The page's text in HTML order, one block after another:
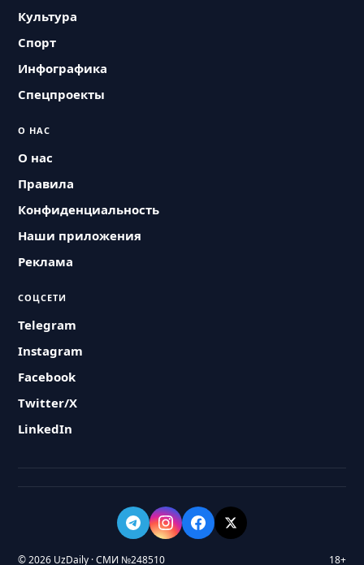
Культура
Спорт
Инфографика
Спецпроекты
О НАС
О нас
Правила
Конфиденциальность
Наши приложения
Реклама
СОЦСЕТИ
Telegram
Instagram
Facebook
Twitter/X
LinkedIn
© 2026 UzDaily · СМИ №248510 18+